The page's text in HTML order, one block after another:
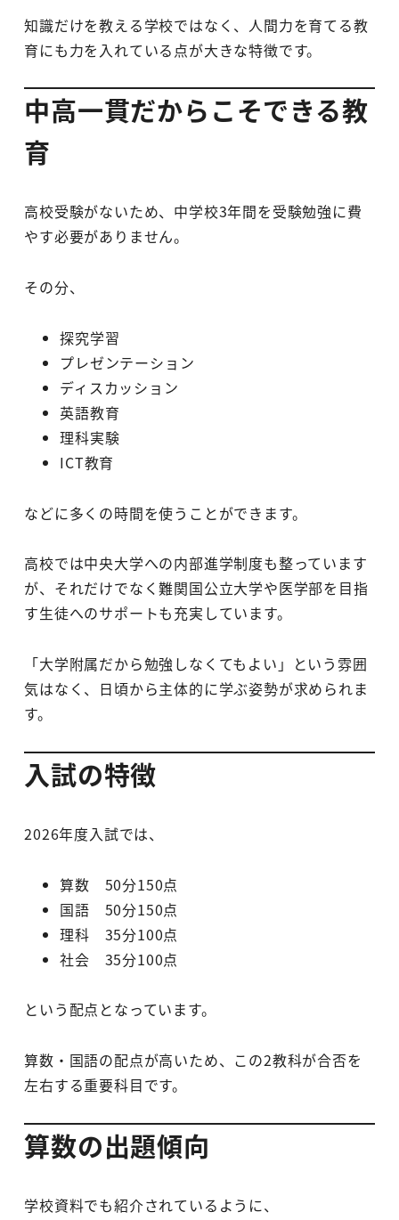
知識だけを教える学校ではなく、人間力を育てる教
育にも力を入れている点が大きな特徴です。
中高一貫だからこそできる教
育
高校受験がないため、中学校3年間を受験勉強に費
やす必要がありません。
その分、
探究学習
プレゼンテーション
ディスカッション
英語教育
理科実験
ICT教育
などに多くの時間を使うことができます。
高校では中央大学への内部進学制度も整っています
が、それだけでなく難関国公立大学や医学部を目指
す生徒へのサポートも充実しています。
「大学附属だから勉強しなくてもよい」という雰囲
気はなく、日頃から主体的に学ぶ姿勢が求められま
す。
入試の特徴
2026年度入試では、
算数 50分150点
国語 50分150点
理科 35分100点
社会 35分100点
という配点となっています。
算数・国語の配点が高いため、この2教科が合否を
左右する重要科目です。
算数の出題傾向
学校資料でも紹介されているように、